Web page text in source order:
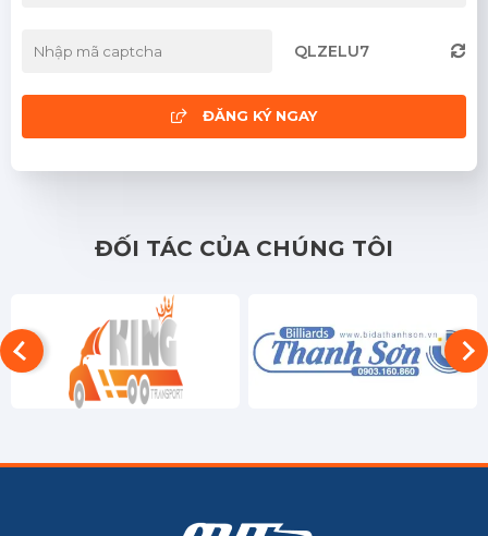
QLZELU7
ĐĂNG KÝ NGAY
ĐỐI TÁC CỦA CHÚNG TÔI